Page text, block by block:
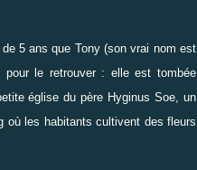
5 ans que Tony (son vrai nom est
pour le retrouver : elle est tombée
église du père Hyginus Soe, un
où les habitants cultivent des fleurs